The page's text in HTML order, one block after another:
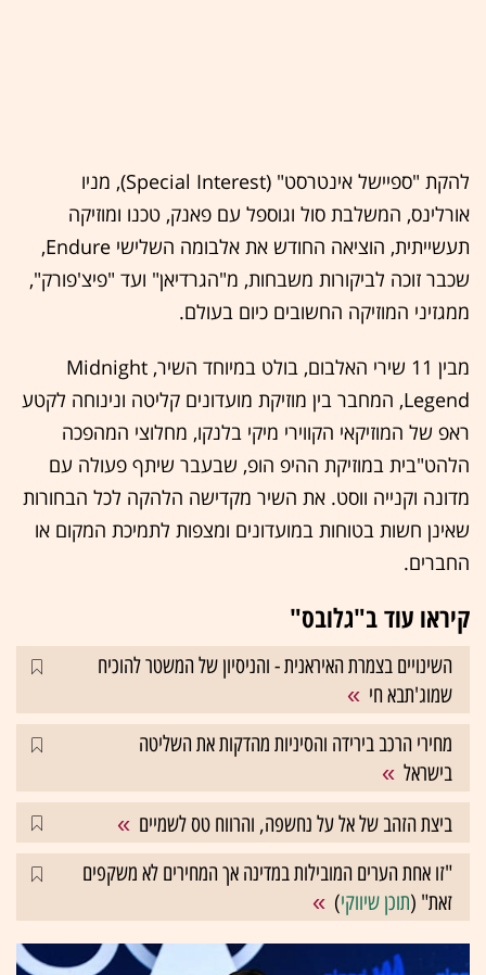
להקת "ספיישל אינטרסט" (Special Interest), מניו
אורלינס, המשלבת סול וגוספל עם פאנק, טכנו ומוזיקה
תעשייתית, הוציאה החודש את אלבומה השלישי Endure,
שכבר זוכה לביקורות משבחות, מ"הגרדיאן" ועד "פיצ'פורק",
ממגזיני המוזיקה החשובים כיום בעולם.
מבין 11 שירי האלבום, בולט במיוחד השיר, Midnight
Legend, המחבר בין מוזיקת מועדונים קליטה ונינוחה לקטע
ראפ של המוזיקאי הקווירי מיקי בלנקו, מחלוצי המהפכה
הלהט"בית במוזיקת ההיפ הופ, שבעבר שיתף פעולה עם
מדונה וקנייה ווסט. את השיר מקדישה הלהקה לכל הבחורות
שאינן חשות בטוחות במועדונים ומצפות לתמיכת המקום או
החברים.
קיראו עוד ב"גלובס"
השינויים בצמרת האיראנית - והניסיון של המשטר להוכיח
שמוג'תבא חי
מחירי הרכב בירידה והסיניות מהדקות את השליטה
בישראל
ביצת הזהב של אל על נחשפה, והרווח טס לשמיים
"זו אחת הערים המובילות במדינה אך המחירים לא משקפים
זאת" (תוכן שיווקי)